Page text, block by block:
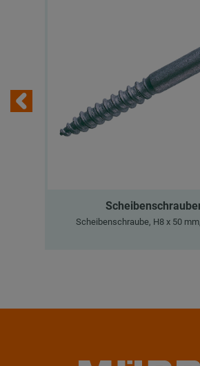
Scheibenschraube, H8 x 50